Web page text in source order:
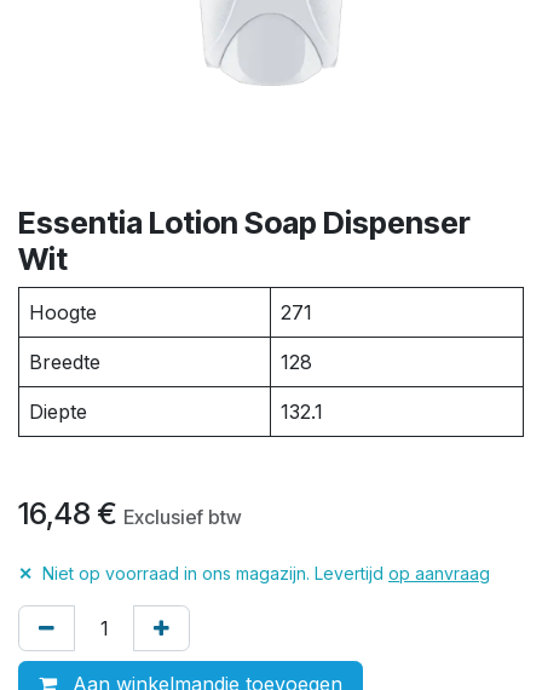
Essentia Lotion Soap Dispenser
Wit
Hoogte 271
Breedte 128
Diepte 132.1
16,48 € Exclusief btw
✕ Niet op voorraad in ons magazijn. Levertijd op aanvraag
Aan winkelmandje toevoegen